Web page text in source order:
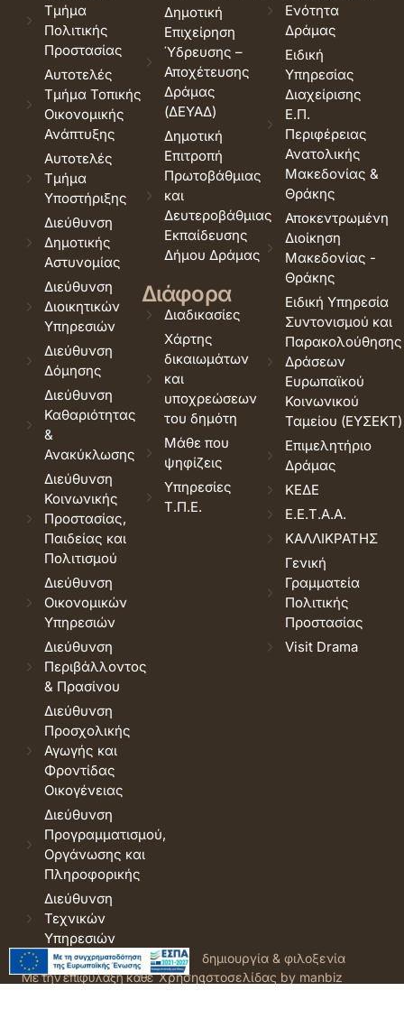
Τμήμα
Πολιτικής
Προστασίας
Αυτοτελές
Τμήμα Τοπικής
Οικονομικής
Ανάπτυξης
Αυτοτελές
Τμήμα
Υποστήριξης
Διεύθυνση
Δημοτικής
Αστυνομίας
Διεύθυνση
Διοικητικών
Υπηρεσιών
Διεύθυνση
Δόμησης
Διεύθυνση
Καθαριότητας
&
Ανακύκλωσης
Διεύθυνση
Κοινωνικής
Προστασίας,
Παιδείας και
Πολιτισμού
Διεύθυνση
Οικονομικών
Υπηρεσιών
Διεύθυνση
Περιβάλλοντος
& Πρασίνου
Διεύθυνση
Προσχολικής
Αγωγής και
Φροντίδας
Οικογένειας
Διεύθυνση
Προγραμματισμού,
Οργάνωσης και
Πληροφορικής
Διεύθυνση
Τεχνικών
Υπηρεσιών
Δημοτική
Επιχείρηση
Ύδρευσης –
Αποχέτευσης
Δράμας
(ΔΕΥΑΔ)
Δημοτική
Επιτροπή
Πρωτοβάθμιας
και
Δευτεροβάθμιας
Εκπαίδευσης
Δήμου Δράμας
Διάφορα
Διαδικασίες
Χάρτης
δικαιωμάτων
και
υποχρεώσεων
του δημότη
Μάθε που
ψηφίζεις
Υπηρεσίες
Τ.Π.Ε.
Ενότητα
Δράμας
Ειδική
Υπηρεσίας
Διαχείρισης
Ε.Π.
Περιφέρειας
Ανατολικής
Μακεδονίας &
Θράκης
Αποκεντρωμένη
Διοίκηση
Μακεδονίας -
Θράκης
Ειδική Υπηρεσία
Συντονισμού και
Παρακολούθησης
Δράσεων
Ευρωπαϊκού
Κοινωνικού
Ταμείου (ΕΥΣΕΚΤ)
Επιμελητήριο
Δράμας
ΚΕΔΕ
Ε.Ε.Τ.Α.Α.
ΚΑΛΛΙΚΡΑΤΗΣ
Γενική
Γραμματεία
Πολιτικής
Προστασίας
Visit Drama
© 2026 Δήμος Δράμας.
Με την επιφύλαξη κάθε
Όροι
Χρήσης
δημιουργία & φιλοξενία
ιστοσελίδας by manbiz